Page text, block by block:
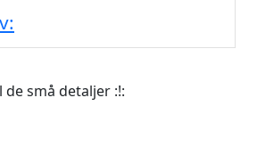
små detaljer :!: